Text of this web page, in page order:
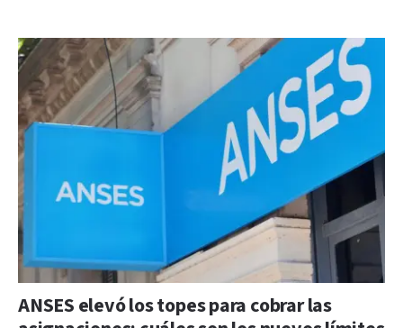
ANSES elevó los topes para cobrar las